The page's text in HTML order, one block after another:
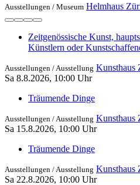
Ausstellungen / Museum Helmhaus
Zeitgenössische Kunst,
Künstlern oder
Ausstellungen / Ausstellung Kunsthaus
Sa 8.8.2026, 10:00 Uhr
Träumende Dinge
Ausstellungen / Ausstellung Kunsthaus
Sa 15.8.2026, 10:00 Uhr
Träumende Dinge
Ausstellungen / Ausstellung Kunsthaus
Sa 22.8.2026, 10:00 Uhr